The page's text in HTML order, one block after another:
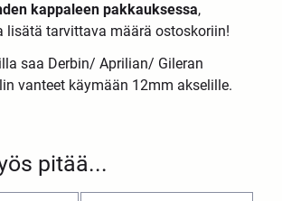
pitää...
kappaleen pakkauksessa,
lisätä tarvittava määrä ostoskoriin!
saa Derbin/ Aprilian/ Gileran
vanteet käymään 12mm akselille.